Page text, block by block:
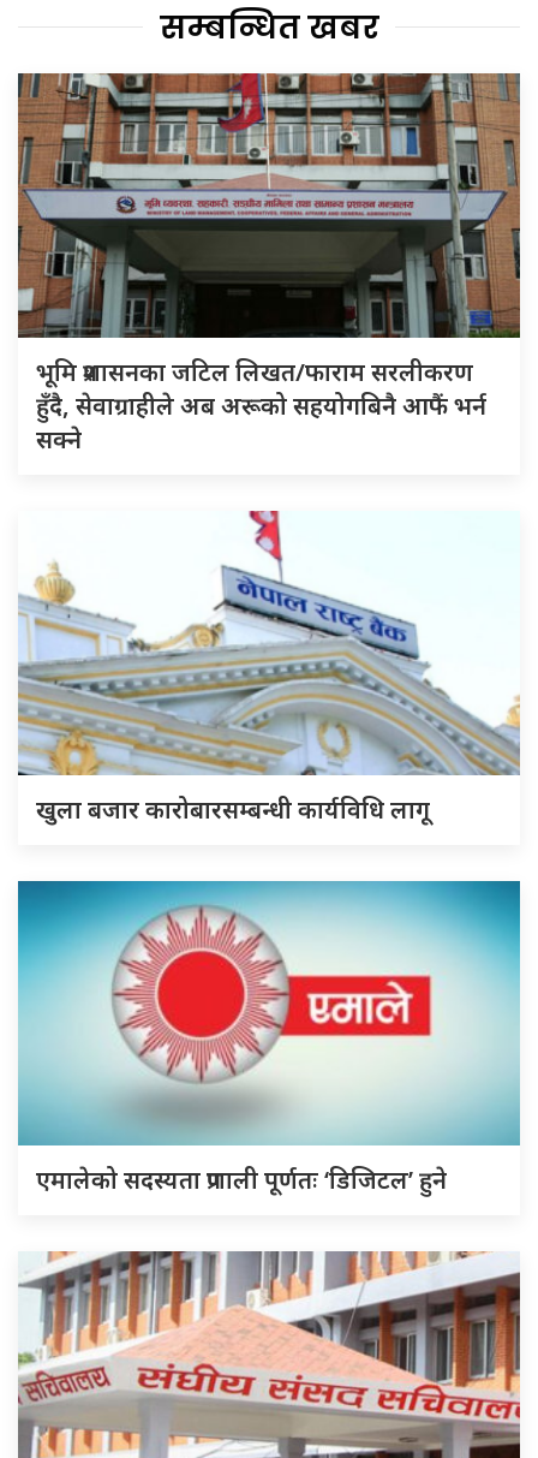
सम्बन्धित खबर
भूमि प्रशासनका जटिल लिखत/फाराम सरलीकरण
हुँदै, सेवाग्राहीले अब अरूको सहयोगबिनै आफैं भर्न
सक्ने
खुला बजार कारोबारसम्बन्धी कार्यविधि लागू
एमालेको सदस्यता प्रणाली पूर्णतः ‘डिजिटल’ हुने